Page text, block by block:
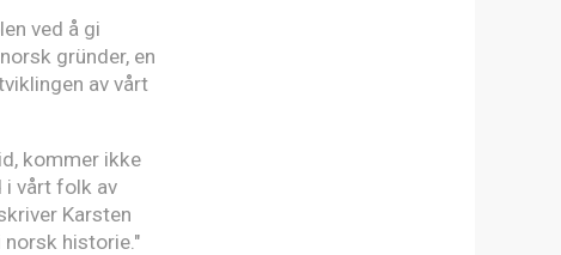
ved å gi
gründer, en
av vårt
kommer ikke
i vårt folk av
Karsten
historie."